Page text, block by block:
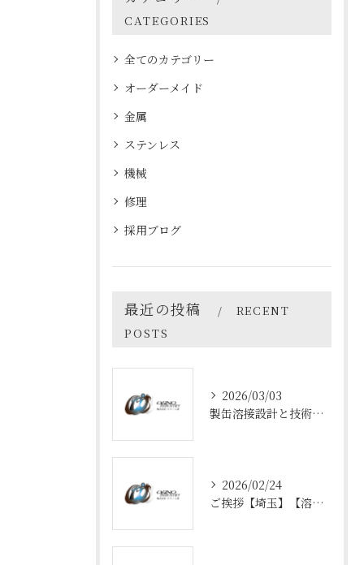
CATEGORIES
全てのカテゴリー
オーダーメイド
金属
ステンレス
機械
修理
採用ブログ
最近の投稿
RECENT
POSTS
2026/03/03
製缶溶接設計と技術の最前線
2026/02/24
ご挨拶【埼玉】【溶接】